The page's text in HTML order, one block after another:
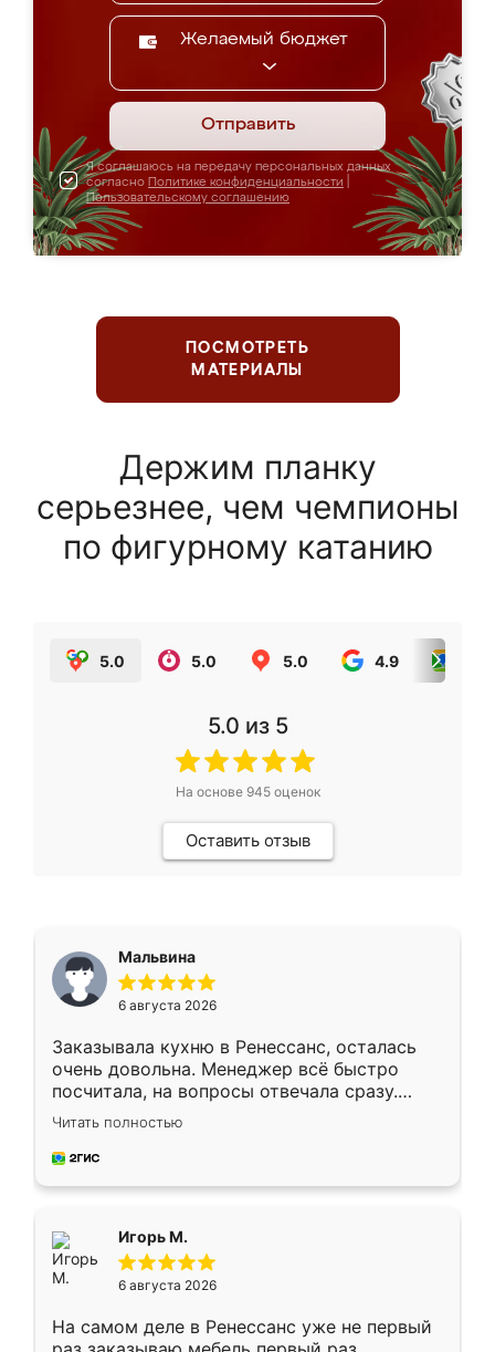
Желаемый бюджет
Отправить
Я соглашаюсь на передачу персональных данных
согласно Политике конфиденциальности
Пользовательскому соглашению
ПОСМОТРЕТЬ
МАТЕРИАЛЫ
Держим планку
серьезнее, чем чемпионы
по фигурному катанию
5.0 5.0 5.0 4.9
5.0 из 5
На основе 945оценок
Оставить отзыв
Мальвина
6 августа 2026
Заказывала кухню в Ренессанс, осталась
очень довольна. Менеджер всё быстро
посчитала, на вопросы отвечала сразу.
Замерщик приехал в субботу, подошёл к
делу со всей ответственностью. Собрали
за день, ребята работали аккуратно, даже
Читать полностью
Игорь М.
6 августа 2026
На самом деле в Ренессанс уже не первый